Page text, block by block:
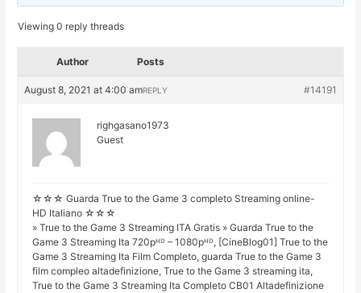
Viewing 0 reply threads
Author Posts
August 8, 2021 at 4:00 am #14191
REPLY
righgasano1973
Guest
☆☆☆ Guarda True to the Game 3 completo Streaming online-
HD Italiano ☆☆☆
» True to the Game 3 Streaming ITA Gratis » Guarda True to the
Game 3 Streaming Ita 720pᴴᴰ – 1080pᴴᴰ, [CineBlog01] True to the
Game 3 Streaming Ita Film Completo, guarda True to the Game 3
film compleo altadefinizione, True to the Game 3 streaming ita,
True to the Game 3 Streaming Ita Completo CB01 Altadefinizione